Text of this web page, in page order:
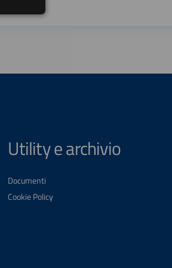
Utility e archivio
Documenti
Cookie Policy